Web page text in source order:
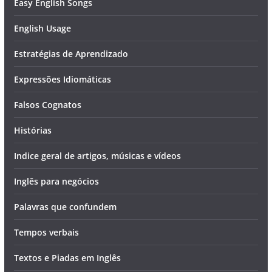
Easy English Songs
English Usage
Estratégias de Aprendizado
Expressões Idiomáticas
Falsos Cognatos
Histórias
Indice geral de artigos, músicas e vídeos
Inglês para negócios
Palavras que confundem
Tempos verbais
Textos e Piadas em Inglês